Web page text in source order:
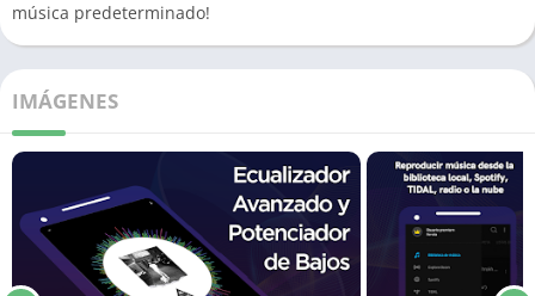
música predeterminado!
IMÁGENES